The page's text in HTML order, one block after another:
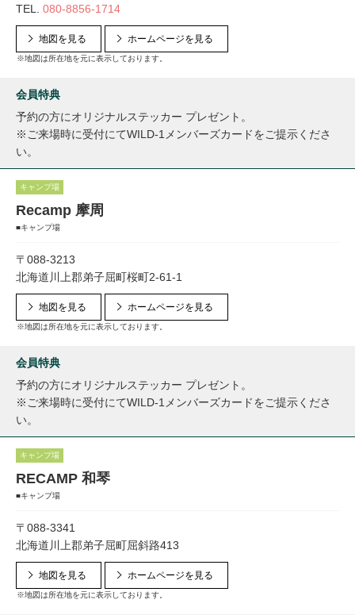
TEL. 080-8856-1714
地図を見る
※地図は所在地を元に表示しております。
ホームページを見る
会員特典
予約の方にオリジナルステッカー プレゼント。
※ご来場時に受付にてWILD-1メンバーズカードをご提示くださ
い。
キャンプ場
Recamp 摩周
■キャンプ場
〒088-3213
北海道川上郡弟子屈町桜町2-61-1
地図を見る
※地図は所在地を元に表示しております。
ホームページを見る
会員特典
予約の方にオリジナルステッカー プレゼント。
※ご来場時に受付にてWILD-1メンバーズカードをご提示くださ
い。
キャンプ場
RECAMP 和琴
■キャンプ場
〒088-3341
北海道川上郡弟子屈町屈斜路413
地図を見る
※地図は所在地を元に表示しております。
ホームページを見る